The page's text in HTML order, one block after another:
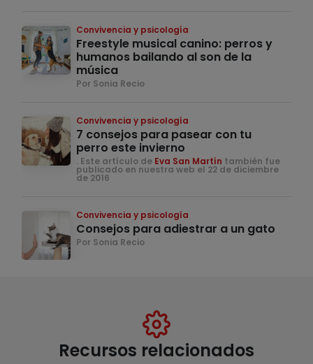
Convivencia y psicología
Freestyle musical canino: perros y
humanos bailando al son de la
música
Por Sonia Recio
Convivencia y psicología
7 consejos para pasear con tu
perro este invierno
. Este artículo de Eva San Martín también fue
publicado en nuestra web el 22 de diciembre
de 2016
Convivencia y psicología
Consejos para adiestrar a un gato
Por Sonia Recio
Recursos relacionados